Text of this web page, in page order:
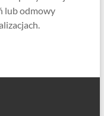
lub odmowy